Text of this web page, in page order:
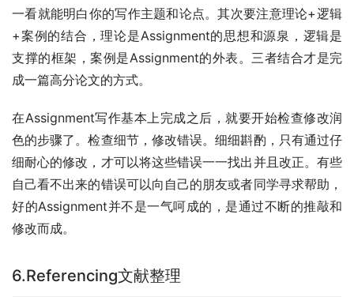
一看就能明白你的写作主题和论点。其次要注意理论+逻辑
+案例的结合，理论是Assignment的思想和源泉，逻辑是
支撑的框架，案例是Assignment的外表。三者结合才是完
成一篇高分论文的方式。
在Assignment写作基本上完成之后，就要开始检查修改润
色的步骤了。检查细节，修改错误。细细斟酌，只有通过仔
细耐心的修改，才可以将这些错误一一找出并且改正。有些
自己看不出来的错误可以向自己的朋友或者同学寻求帮助，
好的Assignment并不是一气呵成的，是通过不断的推敲和
修改而成。
6.Referencing文献整理